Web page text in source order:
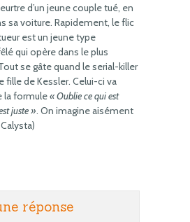
d’un jeune couple tué, en
sa voiture. Rapidement, le flic
est un jeune type
qui opère dans le plus
se gâte quand le serial-killer
fille de Kessler. Celui-ci va
la formule« Oublie ce qui est
juste ». On imagine aisément
réponse